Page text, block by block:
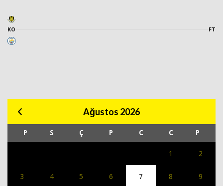
KO FT
Ağustos 2026
P S Ç P C C P
1 2
3 4 5 6 7 8 9